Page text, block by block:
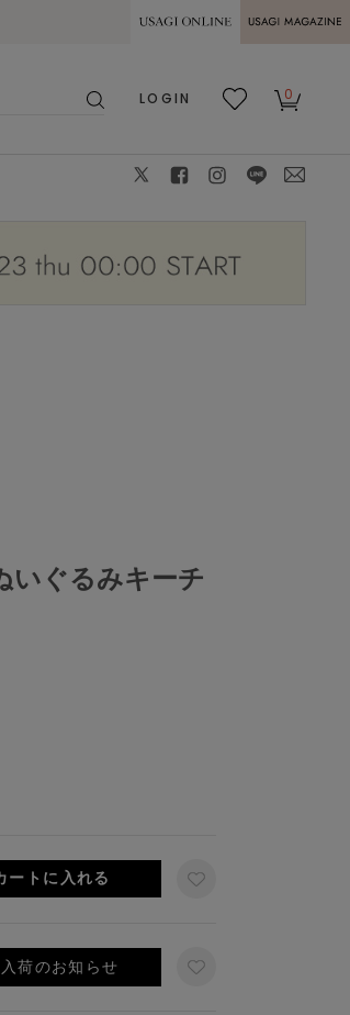
熊本県熊本地方を震源とする地震の影響に
MAGAZINE
LOGIN
0
いぐるみキーチ
荷のお知らせ